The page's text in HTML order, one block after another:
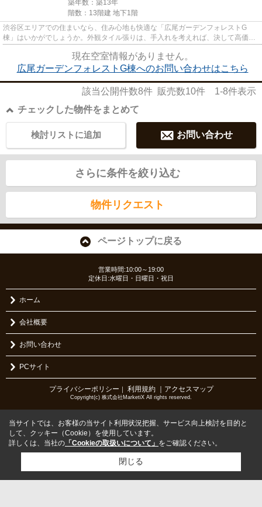
築年数：築13年
階数：13階建 地下1階
渋谷区エリアでの住まいなら、住み心地も快適な「広尾ガーデンフォレストG
棟」はいかがでしょうか。外観タイル張りは、手入れを考えれば、決して高価で
はありません。13階建ての建物も...
現在空室情報がありません。
広尾ガーデンフォレストG棟へのお問い合わせはこちら
該当公開件数8件 販売数10件 1-8件表示
チェックした物件をまとめて
お問い合わせ
検討リストに追加
さらに条件を絞り込む
物件リクエスト
ページトップに戻る
営業時間:10:00～19:00
定休日:水曜日・日曜日・祝日
ホーム
会社概要
お問い合わせ
PCサイト
プライバシーポリシー ｜ 利用規約 ｜アクセスマップ
Copyright(c) 株式会社MarketiX All rights reserved.
当サイトでは、お客様の当サイト利用状況把握、サービス向上検討を目的と
して、クッキー（Cookie）を使用しています。
詳しくは、当社の 「Cookieの取扱いについて」 をご確認ください。
閉じる